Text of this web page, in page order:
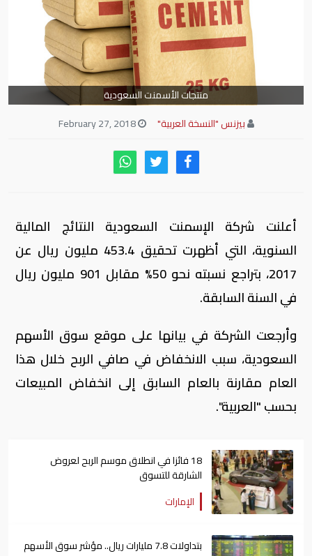
منتجات الأسمنت السعودية
بيزنس "النسخة العربية"
February 27, 2018
أعلنت شركة الإسمنت السعودية النتائج المالية
السنوية، التي أظهرت تحقيق 453.4 مليون ريال عن
2017، بتراجع نسبته نحو 50% مقابل 901 مليون ريال
في السنة السابقة.
وأرجعت الشركة في بيانها على موقع سوق الأسهم
السعودية، سبب الانخفاض في صافي الربح خلال هذا
العام مقارنة بالعام السابق إلى انخفاض المبيعات
بحسب "العربية".
18 فائزا في انطلاق موسم الربح لعروض
الشارقة للتسوق
الإمارات
بتداولات 7.8 مليارات ريال.. مؤشر سوق الأسهم